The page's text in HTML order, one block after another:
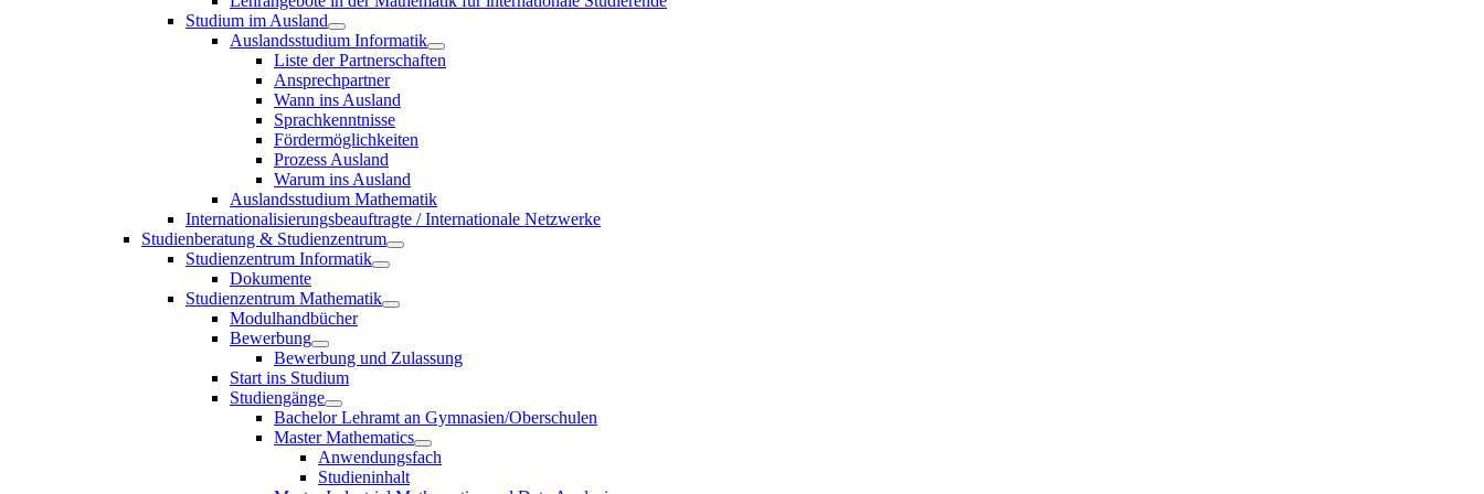
Studium im Ausland
Auslandsstudium Informatik
Liste der Partnerschaften
Ansprechpartner
Wann ins Ausland
Sprachkenntnisse
Fördermöglichkeiten
Prozess Ausland
Warum ins Ausland
Auslandsstudium Mathematik
Internationalisierungsbeauftragte / Internationale Netzwerke
Studienberatung & Studienzentrum
Studienzentrum Informatik
Dokumente
Studienzentrum Mathematik
Modulhandbücher
Bewerbung
Bewerbung und Zulassung
Start ins Studium
Studiengänge
Bachelor Lehramt an Gymnasien/Oberschulen
Master Mathematics
Anwendungsfach
Studieninhalt